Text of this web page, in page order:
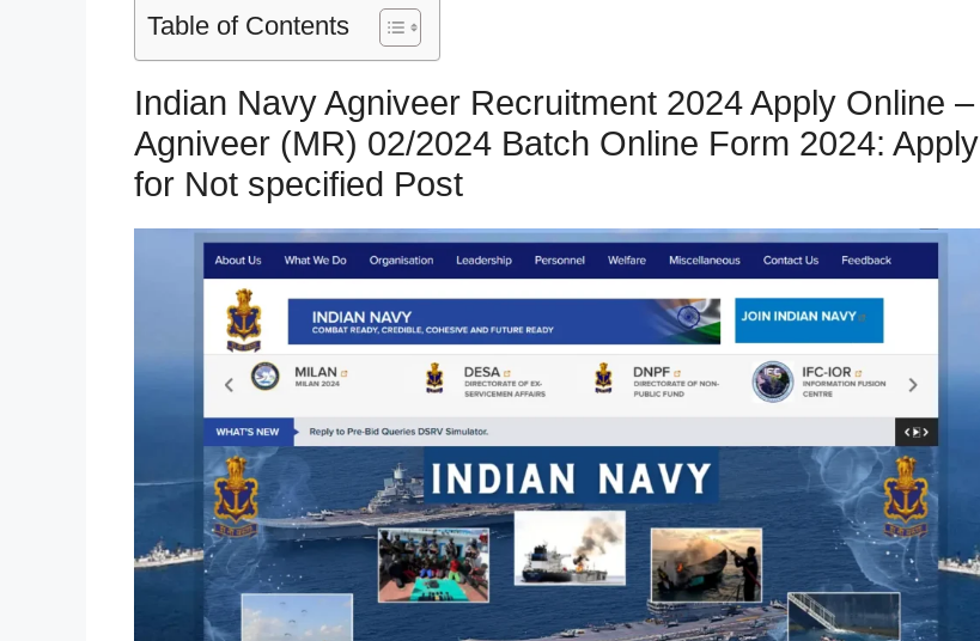
Table of Contents
Indian Navy Agniveer Recruitment 2024 Apply Online –
Agniveer (MR) 02/2024 Batch Online Form 2024: Apply
for Not specified Post